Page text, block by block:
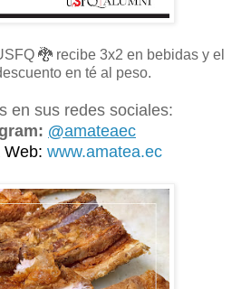
🐉 recibe 3x2 en bebidas y el
en té al peso.
en sus redes sociales:
@amateaec
Web: www.amatea.ec